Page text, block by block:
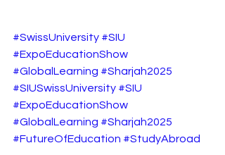
#SwissUniversity #SIU
#ExpoEducationShow
#GlobalLearning #Sharjah2025
#SIUSwissUniversity #SIU
#ExpoEducationShow
#GlobalLearning #Sharjah2025
#FutureOfEducation #StudyAbroad